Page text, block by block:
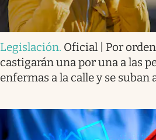
Legislación. Oficial | Por
castigarán una por una a las
enfermas a la calle y se